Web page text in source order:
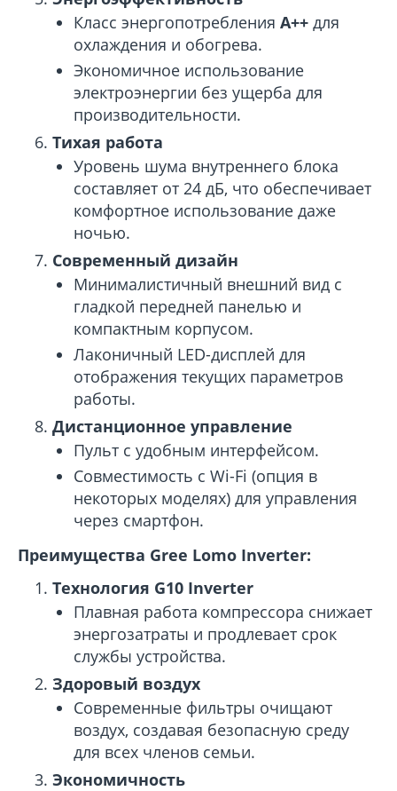
Класс энергопотребления A++ для
охлаждения и обогрева.
Экономичное использование
электроэнергии без ущерба для
производительности.
Тихая работа
Уровень шума внутреннего блока
составляет от 24 дБ, что обеспечивает
комфортное использование даже
ночью.
Современный дизайн
Минималистичный внешний вид с
гладкой передней панелью и
компактным корпусом.
Лаконичный LED-дисплей для
отображения текущих параметров
работы.
Дистанционное управление
Пульт с удобным интерфейсом.
Совместимость с Wi-Fi (опция в
некоторых моделях) для управления
через смартфон.
Преимущества Gree Lomo Inverter:
Технология G10 Inverter
Плавная работа компрессора снижает
энергозатраты и продлевает срок
службы устройства.
Здоровый воздух
Современные фильтры очищают
воздух, создавая безопасную среду
для всех членов семьи.
Экономичность